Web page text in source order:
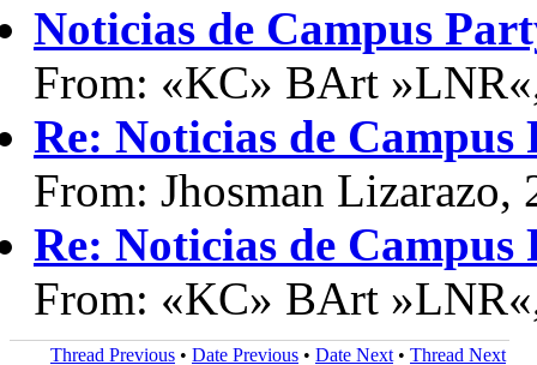
Noticias de Campus
From: «KC» BArt
Re: Noticias de
From: Jhosman Lizarazo,
Re: Noticias de
From: «KC» BArt
Thread Previous • Date Previous • Date Next • Thread Next